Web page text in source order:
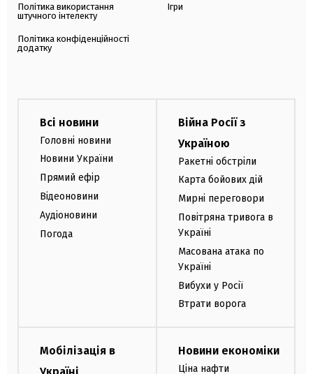
Політика використання
штучного інтелекту
Політика конфіденційності
додатку
Ігри
Всі новини
Головні новини
Новини України
Прямий ефір
Відеоновини
Аудіоновини
Погода
Війна Росії з
Україною
Ракетні обстріли
Карта бойових дій
Мирні переговори
Повітряна тривога в
Україні
Масована атака по
Україні
Вибухи у Росії
Втрати ворога
Мобілізація в
Новини економіки
Ціна нафти